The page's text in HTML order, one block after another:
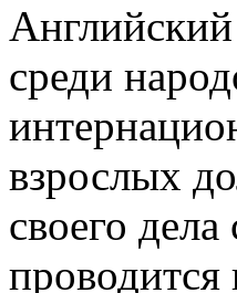
среди
взрослых
своего